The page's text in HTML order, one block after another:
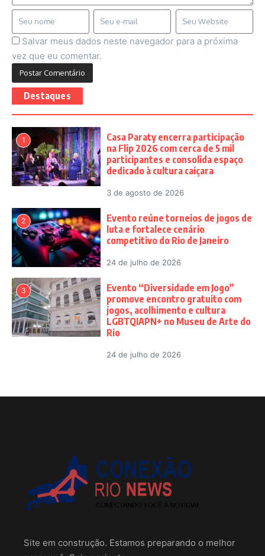
Salvar meus dados neste navegador para a próxima
vez que eu comentar.
Destaques
1
Casa Paraty encerra participação
na Flip 2026 com cerca de 5 mil
participantes e consolida espaço
dedicado à cultura caiçara
3 de agosto de 2026
2
Evento reúne torneios de jogos de
luta e fortalece cenário
competitivo do Rio de Janeiro
24 de julho de 2026
3
Evento “Diversidade em Jogo”
promove encontro gratuito com
jogos, acolhimento e cultura
LGBTQIAPN+ no Museu de Arte do
Rio
24 de julho de 2026
Site em construção. Estamos preparando o melhor